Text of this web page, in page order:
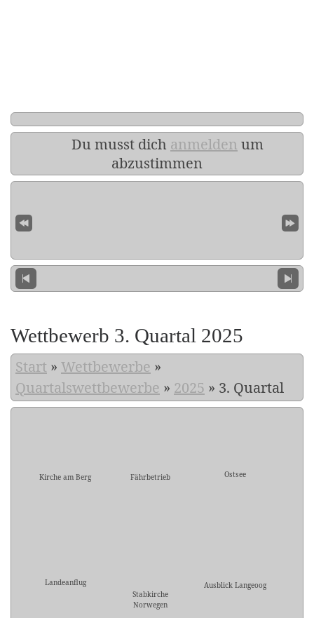
Du musst dich anmelden um
abzustimmen
Wettbewerb 3. Quartal 2025
Start » Wettbewerbe »
Quartalswettbewerbe » 2025 » 3. Quartal
Kirche am Berg Fährbetrieb Ostsee
Landeanflug
Stabkirche
Norwegen
Ausblick Langeoog